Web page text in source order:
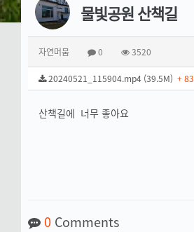
물빛공원 산책길
자연머뭄 0 3520
20240521_115904.mp4 (39.5M) + 83
산책길에 너무 좋아요
0 Comments